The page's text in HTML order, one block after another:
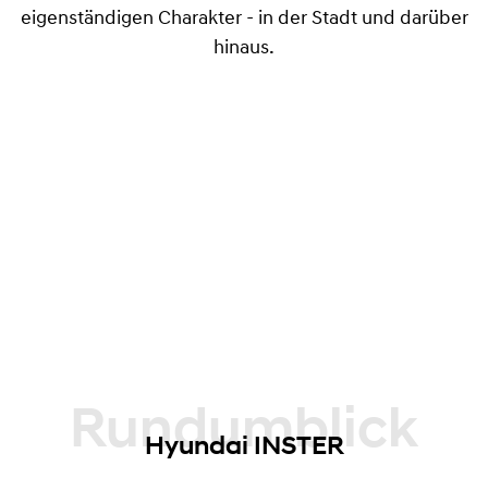
eigenständigen Charakter - in der Stadt und darüber
hinaus.
Rundumblick
Hyundai INSTER